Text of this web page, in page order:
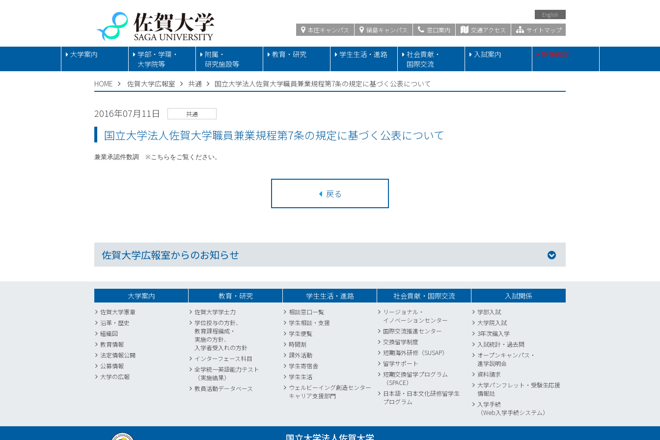
English
本庄キャンパス 鍋島キャンパス 窓口案内 交通アクセス サイトマップ
大学案内
学部・学環・
大学院等
附属・
研究施設等
教育・研究 学生生活・進路
社会貢献・
国際交流
入試案内 危機管理
HOME 佐賀大学広報室 共通 国立大学法人佐賀大学職員兼業規程第7条の規定に基づく公表について
2016年07月11日 共通
国立大学法人佐賀大学職員兼業規程第7条の規定に基づく公表について
兼業承認件数調
戻る
佐賀大学広報室からのお知らせ
大学案内
佐賀大学憲章
沿革・歴史
組織図
教育情報
法定情報公開
公募情報
大学の広報
教育・研究
佐賀大学学士力
学位授与の方針、
教育課程編成・
実施の方針、
入学者受入れの方針
インターフェース科目
全学統一英語能力テスト
（実施結果）
教員活動データベース
学生生活・進路
相談窓口一覧
学生相談・支援
学生便覧
時間割
課外活動
学生寄宿舎
学生生活
ウェルビーイング創造センター
キャリア支援部門
社会貢献・国際交流
リージョナル・
イノベーションセンター
国際交流推進センター
交換留学制度
短期海外研修（SUSAP）
留学サポート
短期交換留学プログラム
（SPACE）
日本語・日本文化研修留学生
プログラム
入試関係
学部入試
大学院入試
3年次編入学
入試統計 ・ 過去問
オープンキャンパス・
進学説明会
資料請求
大学パンフレット・受験生応援
情報誌
入学手続
（Web入学手続システム）